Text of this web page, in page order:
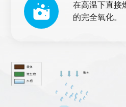
在高温下直接
的完全氧化。